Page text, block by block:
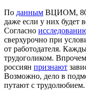
По данным ВЦИОМ,
даже если у них будет
Согласно
сверхурочно при
от работодателя.
трудоголиком.
россиян признают
Возможно, дело в
путают с трудолюбием.